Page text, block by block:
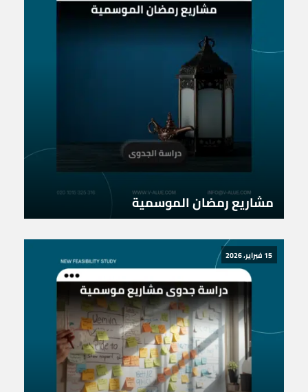
مشاريع رمضان الموسمية
15 فبراير، 2026